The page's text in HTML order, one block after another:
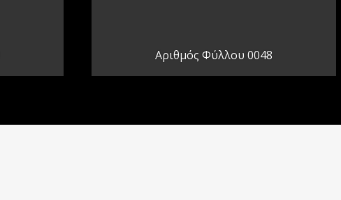
Αριθμός Φύλλου 0048